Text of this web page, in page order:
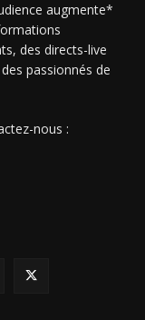
augmente*
des directs-live
passionnés de
nous :